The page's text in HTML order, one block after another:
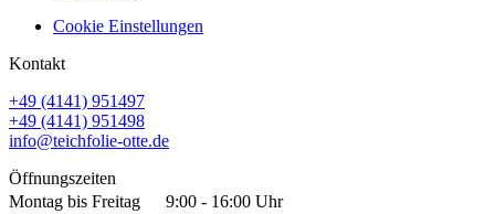
Cookie Einstellungen
Kontakt
+49 (4141) 951497
+49 (4141) 951498
info@teichfolie-otte.de
Öffnungszeiten
Montag bis Freitag
9:00 - 16:00 Uhr